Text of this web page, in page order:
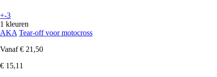
+-3
1 kleuren
AKA Tear-off voor motocross
Vanaf € 21,50
€ 15,11